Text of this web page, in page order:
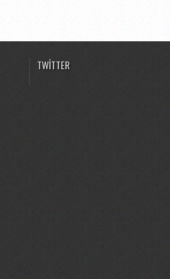
TWITTER